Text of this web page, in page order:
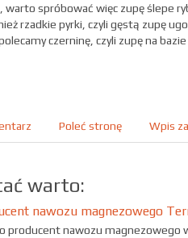
warto spróbować więc zupę ślepe
rzadkie pyrki, czyli gęstą zupę
czerninę, czyli zupę na
Poleć stronę Wpis
warto:
nawozu magnezowego
producent nawozu magnezowego